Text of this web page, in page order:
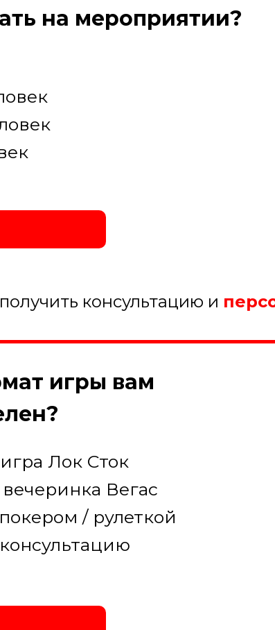
на мероприятии?
Лок Сток
Вегас
/ рулеткой
консультацию и
игры вам